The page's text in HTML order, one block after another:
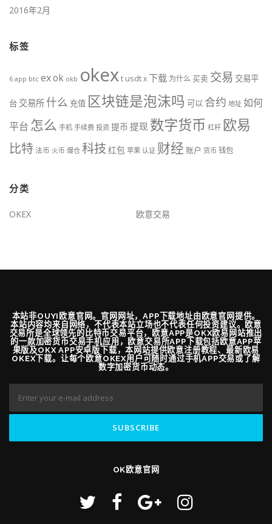
2016年2月
标签
6 app btc exok okb okext usdtx下载 为什么 买卖 交易 交易平
台 交易所 什么 充值 区块链是泡沫吗 可以 合约 地址 如何
平台 怎么 手机 手续费 投资 提币 提现 数字货币 杠杆 欧易
比特法币 火币 爆仓 科技 红包 苹果 认证 财经 账户 货币 钱包
分类
OKEX 欧意交易
本站非OUYI欧意官网。官网网址，APP下载地址由欧意官网提供。
本站内容均来自网络，不代表本站立场也不代表任何投资建议。欧意
交易所是全球领先的比特币交易平台，欧意APP是OKX欧易网站推出
的一款加密货币交易手机应用，欧意交易所APP下载包括欧意APP苹
果版及OKX APP安卓版下载，本网站提供欧意注册教程、最新欧易
OKEX下载。让每个欧意OKEX用户可随时通过手机APP交易或了解
数字加密货币动态。
OK欧意官网